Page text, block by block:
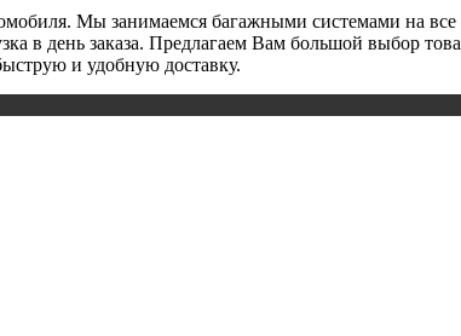
Мы занимаемся багажными системами на
в день заказа. Предлагаем Вам большой выбор
и удобную доставку.